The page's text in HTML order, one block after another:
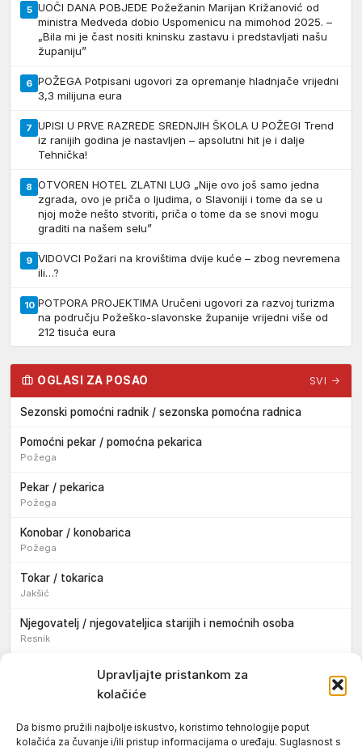
Upravljajte pristankom za
kolačiće
Da bismo pružili najbolje iskustvo, koristimo tehnologije poput
kolačića za čuvanje i/ili pristup informacijama o uređaju. Suglasnost s
5 UOČI DANA POBJEDE Požežanin Marijan Križanović od
ministra Medveda dobio Uspomenicu na mimohod 2025. –
„Bila mi je čast nositi kninsku zastavu i predstavljati našu
županiju”
6 POŽEGA Potpisani ugovori za opremanje hladnjače vrijedni
3,3 milijuna eura
7 UPISI U PRVE RAZREDE SREDNJIH ŠKOLA U POŽEGI Trend
iz ranijih godina je nastavljen – apsolutni hit je i dalje
Tehnička!
8 OTVOREN HOTEL ZLATNI LUG „Nije ovo još samo jedna
zgrada, ovo je priča o ljudima, o Slavoniji i tome da se u
njoj može nešto stvoriti, priča o tome da se snovi mogu
graditi na našem selu”
9 VIDOVCI Požari na krovištima dvije kuće – zbog nevremena
ili…?
10 POTPORA PROJEKTIMA Uručeni ugovori za razvoj turizma
na području Požeško-slavonske županije vrijedni više od
212 tisuća eura
OGLASI ZA POSAO SVI →
Sezonski pomoćni radnik / sezonska pomoćna radnica
Pomoćni pekar / pomoćna pekarica
Požega
Pekar / pekarica
Požega
Konobar / konobarica
Požega
Tokar / tokarica
Jakšić
Njegovatelj / njegovateljica starijih i nemoćnih osoba
Resnik
Konobar / konobarica
Jakšić